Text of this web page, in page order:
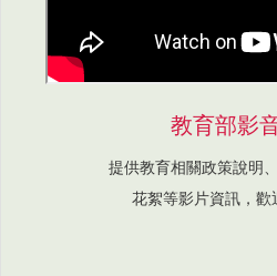
教育部影
提供教育相關政策說明
花絮等影片資訊，歡